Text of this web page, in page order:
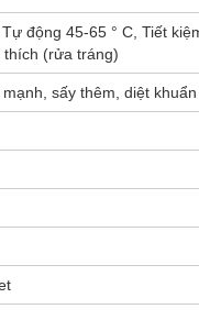
động 45-65 ° C, Tiết
thích (rửa tráng)
sấy thêm, diệt khuẩn